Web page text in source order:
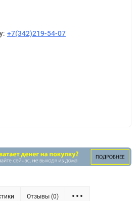
+7(342)219-54-07
Отзывы (0)